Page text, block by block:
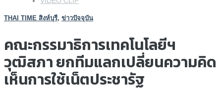
THAI TIME สิงห์บุรี, ข่าวปัจจุบัน
คณะกรรมาธิการเทคโนโลยีฯ
วุฒิสภา ยกทีมแลกเปลี่ยนความคิด
เห็นการใช้เน็ตประชารัฐ